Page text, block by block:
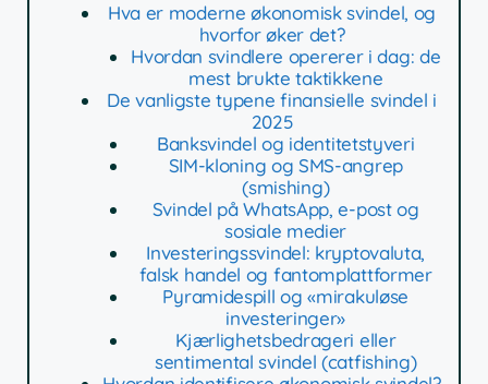
Hva er moderne økonomisk svindel, og
hvorfor øker det?
Hvordan svindlere opererer i dag: de
mest brukte taktikkene
De vanligste typene finansielle svindel i
2025
Banksvindel og identitetstyveri
SIM-kloning og SMS-angrep
(smishing)
Svindel på WhatsApp, e-post og
sosiale medier
Investeringssvindel: kryptovaluta,
falsk handel og fantomplattformer
Pyramidespill og «mirakuløse
investeringer»
Kjærlighetsbedrageri eller
sentimental svindel (catfishing)